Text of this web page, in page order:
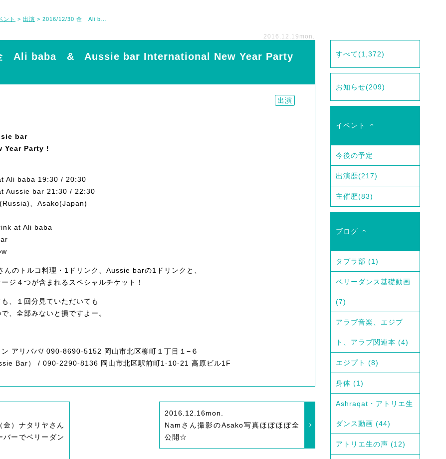
ント > 出演 >
2016.12.19 mon.
Ali baba & Aussie bar International New Year Party
出演
bar
Year Party !
Ali baba 19:30 / 20:30
Aussie bar 21:30 / 22:30
、Asako(Japan)
at Ali baba
んのトルコ料理・1ドリンク、Aussie barの1ドリンクと、
ジ４つが含まれるスペシャルチケット！
、１回分見ていただいても
、全部みないと損ですよー。
ン アリババ/ 090-8690-5152 岡山市北区柳町１丁目１−６
Bar） / 090-2290-8136 岡山市北区駅前町1-10-21 高原ビル1F
）ナタリヤさん
バーでベリーダン
2016.12.16mon.
Namさん撮影のAsako写真ほぼほぼ全
公開☆
すべて(1,372)
お知らせ(209)
イベント
今後の予定
出演歴(217)
主催歴(83)
ブログ
タブラ部 (1)
ベリーダンス基礎動画
(7)
アラブ音楽、エジプ
ト、アラブ関連本 (4)
エジプト (8)
身体 (1)
Ashraqat・アトリエ生
ダンス動画 (44)
アトリエ生の声 (12)